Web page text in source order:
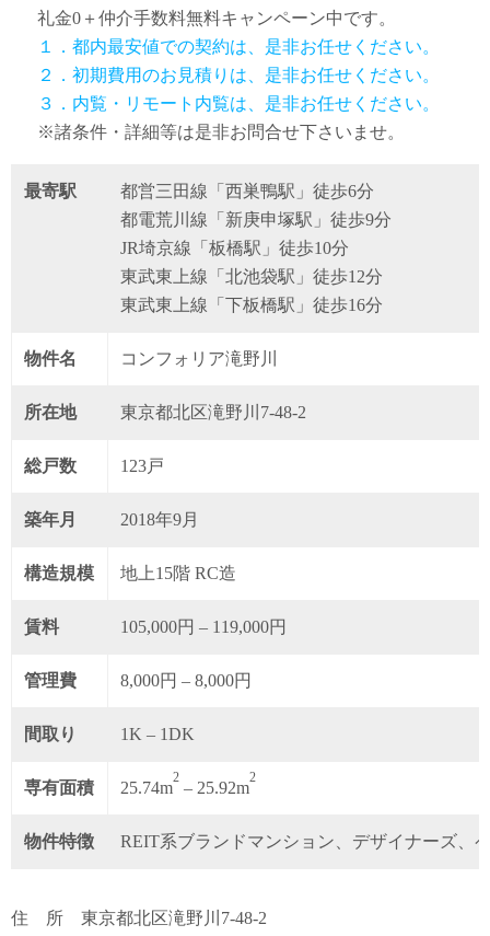
礼金0 ＋仲介手数料無料キャンペーン中です。
１．都内最安値での契約は、是非お任せください。
２．初期費用のお見積りは、是非お任せください。
３．内覧・リモート内覧は、是非お任せください。
※諸条件・詳細等は是非お問合せ下さいませ。
最寄駅
都営三田線「西巣鴨駅」徒歩6分
都電荒川線「新庚申塚駅」徒歩9分
JR埼京線「板橋駅」徒歩10分
東武東上線「北池袋駅」徒歩12分
東武東上線「下板橋駅」徒歩16分
物件名 コンフォリア滝野川
所在地 東京都北区滝野川7-48-2
総戸数 123戸
築年月 2018年9月
構造規模 地上15階 RC造
賃料 105,000円 – 119,000円
管理費 8,000円 – 8,000円
間取り 1K – 1DK
専有面積 25.74m
2
– 25.92m
2
物件特徴 REIT系ブランドマンション、デザイナーズ、
住 所 東京都北区滝野川7-48-2